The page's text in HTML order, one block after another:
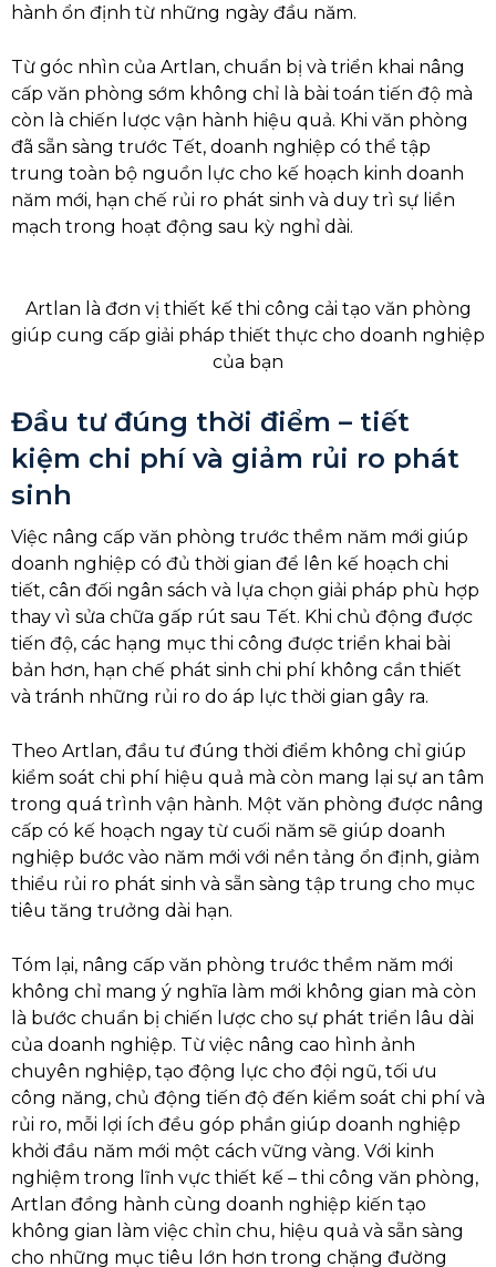
hành ổn định từ những ngày đầu năm.
Từ góc nhìn của Artlan, chuẩn bị và triển khai nâng
cấp văn phòng sớm không chỉ là bài toán tiến độ mà
còn là chiến lược vận hành hiệu quả. Khi văn phòng
đã sẵn sàng trước Tết, doanh nghiệp có thể tập
trung toàn bộ nguồn lực cho kế hoạch kinh doanh
năm mới, hạn chế rủi ro phát sinh và duy trì sự liền
mạch trong hoạt động sau kỳ nghỉ dài.
Artlan là đơn vị thiết kế thi công cải tạo văn phòng
giúp cung cấp giải pháp thiết thực cho doanh nghiệp
của bạn
Đầu tư đúng thời điểm – tiết
kiệm chi phí và giảm rủi ro phát
sinh
Việc nâng cấp văn phòng trước thềm năm mới giúp
doanh nghiệp có đủ thời gian để lên kế hoạch chi
tiết, cân đối ngân sách và lựa chọn giải pháp phù hợp
thay vì sửa chữa gấp rút sau Tết. Khi chủ động được
tiến độ, các hạng mục thi công được triển khai bài
bản hơn, hạn chế phát sinh chi phí không cần thiết
và tránh những rủi ro do áp lực thời gian gây ra.
Theo Artlan, đầu tư đúng thời điểm không chỉ giúp
kiểm soát chi phí hiệu quả mà còn mang lại sự an tâm
trong quá trình vận hành. Một văn phòng được nâng
cấp có kế hoạch ngay từ cuối năm sẽ giúp doanh
nghiệp bước vào năm mới với nền tảng ổn định, giảm
thiểu rủi ro phát sinh và sẵn sàng tập trung cho mục
tiêu tăng trưởng dài hạn.
Tóm lại, nâng cấp văn phòng trước thềm năm mới
không chỉ mang ý nghĩa làm mới không gian mà còn
là bước chuẩn bị chiến lược cho sự phát triển lâu dài
của doanh nghiệp. Từ việc nâng cao hình ảnh
chuyên nghiệp, tạo động lực cho đội ngũ, tối ưu
công năng, chủ động tiến độ đến kiểm soát chi phí và
rủi ro, mỗi lợi ích đều góp phần giúp doanh nghiệp
khởi đầu năm mới một cách vững vàng. Với kinh
nghiệm trong lĩnh vực thiết kế – thi công văn phòng,
Artlan đồng hành cùng doanh nghiệp kiến tạo
không gian làm việc chỉn chu, hiệu quả và sẵn sàng
cho những mục tiêu lớn hơn trong chặng đường